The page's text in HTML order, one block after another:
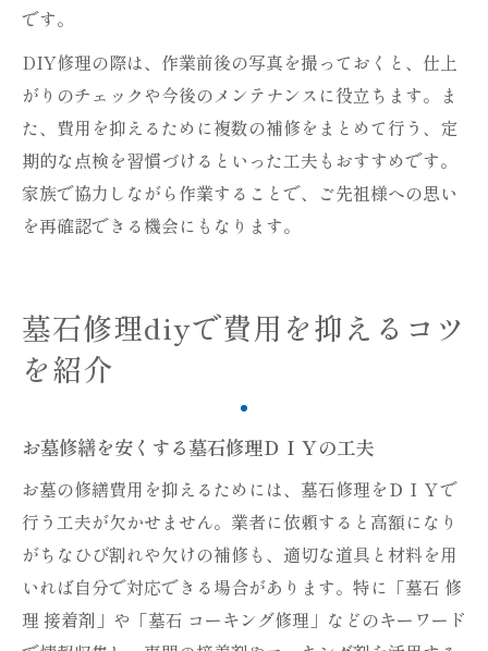
です。
DIY修理の際は、作業前後の写真を撮っておくと、仕上
がりのチェックや今後のメンテナンスに役立ちます。ま
た、費用を抑えるために複数の補修をまとめて行う、定
期的な点検を習慣づけるといった工夫もおすすめです。
家族で協力しながら作業することで、ご先祖様への思い
を再確認できる機会にもなります。
墓石修理diyで費用を抑えるコツ
を紹介
お墓修繕を安くする墓石修理ＤＩＹの工夫
お墓の修繕費用を抑えるためには、墓石修理をＤＩＹで
行う工夫が欠かせません。業者に依頼すると高額になり
がちなひび割れや欠けの補修も、適切な道具と材料を用
いれば自分で対応できる場合があります。特に「墓石 修
理 接着剤」や「墓石 コーキング修理」などのキーワード